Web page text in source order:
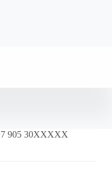
905 30XXXXX